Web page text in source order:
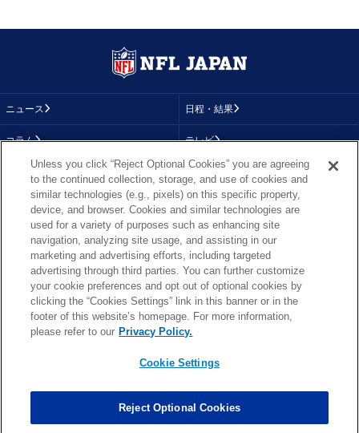
ニュース 日程・結果
コラム テレビ
画像
順位表
About NFL
More NFL 特集
TOP お問い合わせ FAQ
PHOTO BY AP Images / PHOTO BY Getty Images
Unless you click “Reject Optional Cookies” you are agreeing
to the continued collection, storage, and use of cookies and
similar technologies (e.g., pixels) on this specific property,
device, and browser. Cookies and similar technologies are
used for a variety of purposes such as enhancing site
navigation, analyzing site usage, and assisting in our
marketing and advertising efforts, including targeted
advertising through third parties. You can further customize
your cookie preferences and opt out of optional cookies by
clicking the “Cookies Settings” link in this banner or in the
footer of this website’s homepage. For more information,
please refer to our Privacy Policy.
Cookie Settings
Reject Optional Cookies